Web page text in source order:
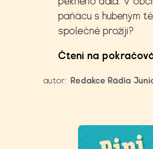
paňácu s hubeným
společně prožijí?
Čtení na
autor: Redakce Rádia